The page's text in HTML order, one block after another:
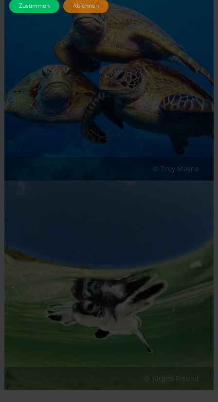
Troy Mayne
Jürgen Freund
Zustimmen Ablehnen